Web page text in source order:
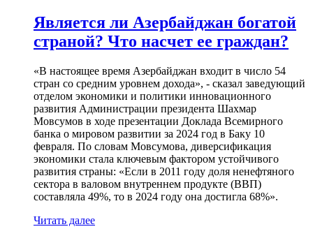
Является ли Азербайджан богатой
страной? Что насчет ее граждан?
«В настоящее время Азербайджан входит в число 54
стран со средним уровнем дохода», - сказал заведующий
отделом экономики и политики инновационного
развития Администрации президента Шахмар
Мовсумов в ходе презентации Доклада Всемирного
банка о мировом развитии за 2024 год в Баку 10
февраля. По словам Мовсумова, диверсификация
экономики стала ключевым фактором устойчивого
развития страны: «Если в 2011 году доля ненефтяного
сектора в валовом внутреннем продукте (ВВП)
составляла 49%, то в 2024 году она достигла 68%».
Читать далее